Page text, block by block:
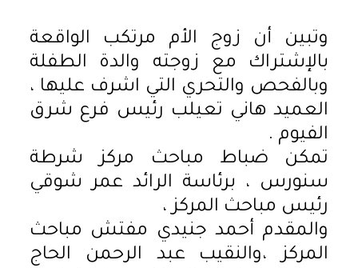
وتبين أن زوج الأم مرتكب الواقعة
بالإشتراك مع زوجته والدة الطفلة
وبالفحص والتحري التي اشرف عليها ،
العميد هاني تعيلب رئيس فرع شرق
الفيوم .
تمكن ضباط مباحث مركز شرطة
سنورس ، برئاسة الرائد عمر شوقي
رئيس مباحث المركز ،
والمقدم أحمد جنيدي مفتش مباحث
المركز ،والنقيب عبد الرحمن الحاج